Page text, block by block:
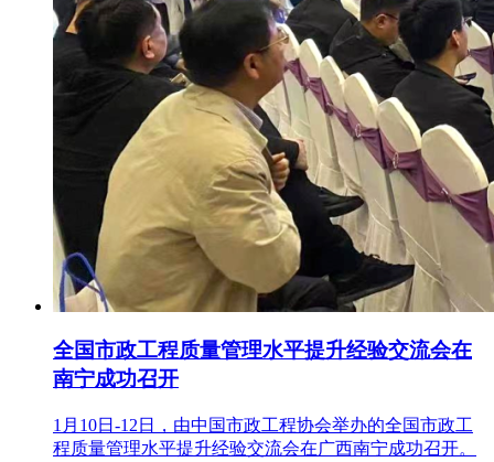
全国市政工程质量管理水平提升经验交流会在
南宁成功召开
1月10日-12日，由中国市政工程协会举办的全国市政工
程质量管理水平提升经验交流会在广西南宁成功召开。